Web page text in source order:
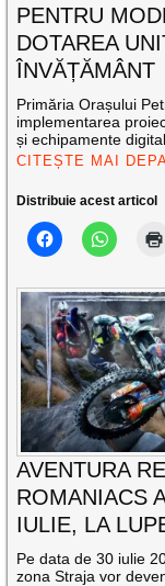
PENTRU
DOTAREA
ÎNVĂȚĂMÂNT
Primăria Orașului
implementarea
și echipamente
CITEȘTE MAI
Distribuie acest articol
AVENTURA
ROMANIACS
IULIE, LA
Pe data de 30 iulie
zona Straja vor